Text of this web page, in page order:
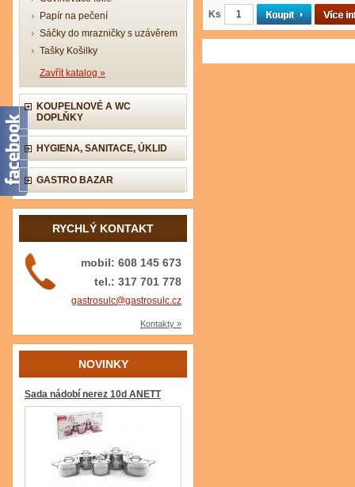
Papír na pečení
Sáčky do mrazničky s uzávěrem
Tašky Košilky
Zavřít katalog »
KOUPELNOVÉ A WC
DOPLŇKY
HYGIENA, SANITACE, ÚKLID
GASTRO BAZAR
RYCHLÝ KONTAKT
mobil: 608 145 673
tel.: 317 701 778
gastrosulc@gastrosulc.cz
Kontakty »
NOVINKY
Sada nádobí nerez 10d ANETT
Ks